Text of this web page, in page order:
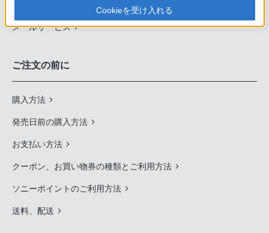
定期クーポンのプレゼントについて
メールサービス
ご注文の前に
購入方法
発売日前の購入方法
お支払い方法
クーポン、お買い物券の種類とご利用方法
ソニーポイントのご利用方法
送料、配送
Cookieを受け入れる